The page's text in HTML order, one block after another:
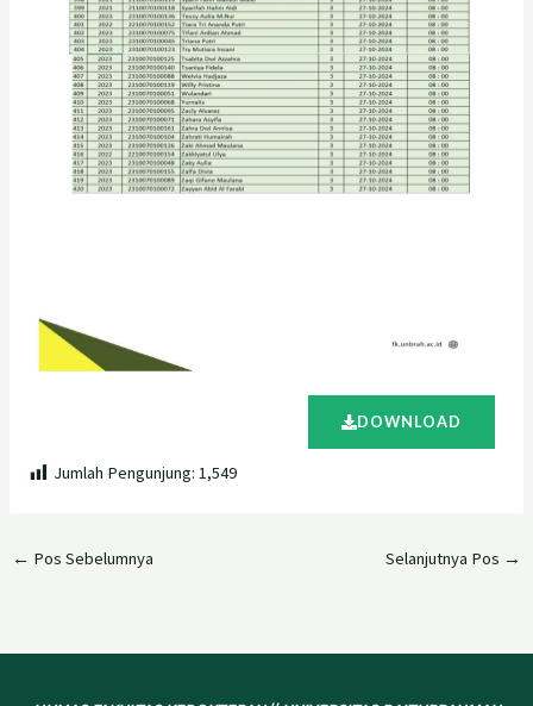
DOWNLOAD
Jumlah Pengunjung: 1,549
← Pos Sebelumnya Selanjutnya Pos →